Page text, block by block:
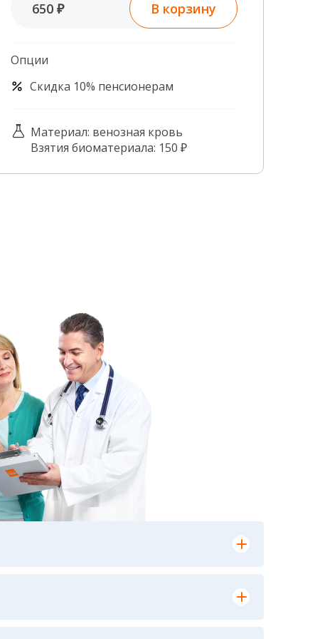
650 ₽ В корзину
Опции
Скидка 10% пенсионерам
Материал: венозная кровь
Взятия биоматериала: 150 ₽
лабораторных исследований и